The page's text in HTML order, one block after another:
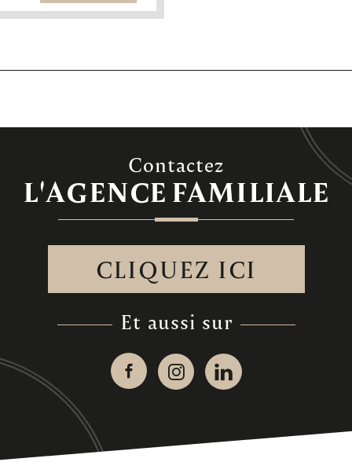
Contactez
L'AGENCEFAMILIALE
CLIQUEZ ICI
et aussi sur